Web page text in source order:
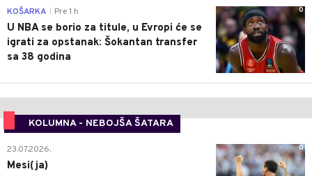
0
KOŠARKA Pre 1 h
U NBA se borio za titule, u Evropi će se
igrati za opstanak: Šokantan transfer
sa 38 godina
KOLUMNA - NEBOJŠA ŠATARA
0
23.07.2026.
Mesi(ja)